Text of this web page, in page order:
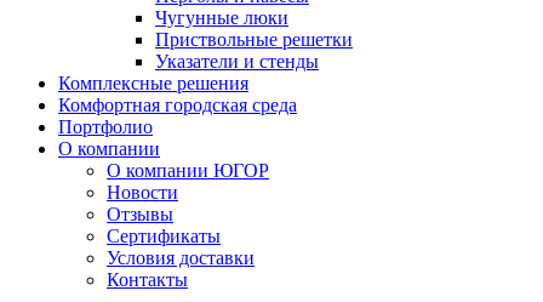
Чугунные люки
Приствольные решетки
Указатели и стенды
Комплексные решения
Комфортная городская среда
Портфолио
О компании
О компании ЮГОР
Новости
Отзывы
Сертификаты
Условия доставки
Контакты